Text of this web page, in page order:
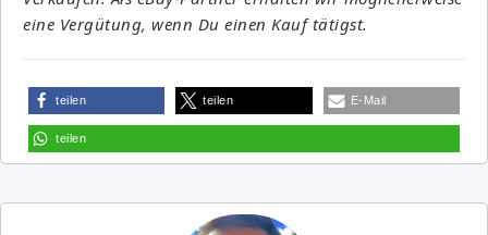
eine Vergütung, wenn Du einen Kauf tätigst.
teilen teilen E-Mail
teilen